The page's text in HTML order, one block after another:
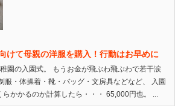
けて母親の洋服を購入！行動はお早めに
園の入園式。 もうお金が飛ぶわ飛ぶわで若干涙
服・体操着・靴・バッグ・文房具などなど、 入園
らかかるのか計算したら・・・ 65,000円也。 ...